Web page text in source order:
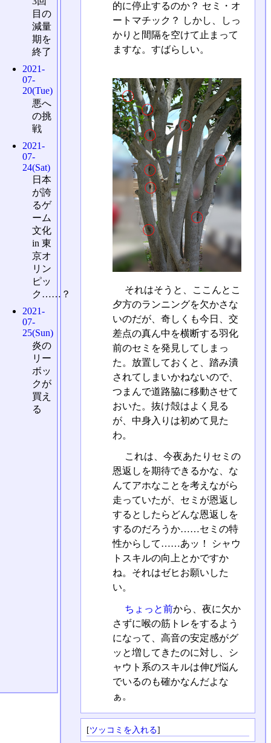
的に停止するのか？ セミ・オ
ートマチック？ しかし、しっ
かりと間隔を空けて止まって
ますな。すばらしい。
それはそうと、ここんとこ
夕方のランニングを欠かさな
いのだが、奇しくも今日、交
差点の真ん中を横断する羽化
前のセミを発見してしまっ
た。放置しておくと、踏み潰
されてしまいかねないので、
つまんで道路脇に移動させて
おいた。抜け殻はよく見る
が、中身入りは初めて見た
わ。
これは、今夜あたりセミの
恩返しを期待できるかな、な
んてアホなことを考えながら
走っていたが、セミが恩返し
するとしたらどんな恩返しを
するのだろうか……セミの特
性からして……あッ！ シャウ
トスキルの向上とかですか
ね。それはゼヒお願いした
い。
ちょっと前から、夜に欠か
さずに喉の筋トレをするよう
になって、高音の安定感がグ
ッと増してきたのに対し、シ
ャウト系のスキルは伸び悩ん
でいるのも確かなんだよな
ぁ。
[ツッコミを入れる]
目の
減量
期を
終了
2021-
07-
20(Tue)
悪へ
の挑
戦
2021-
07-
24(Sat)
日本
が誇
るゲ
ーム
文化
in 東
京オ
リン
ピッ
ク……？
2021-
07-
25(Sun)
炎の
リー
ボッ
クが
買え
る